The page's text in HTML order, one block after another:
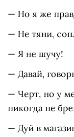
— Но я же
— Не тяни,
— Я не шучу!
— Давай,
— Черт, но у
никогда не
— Дуй в